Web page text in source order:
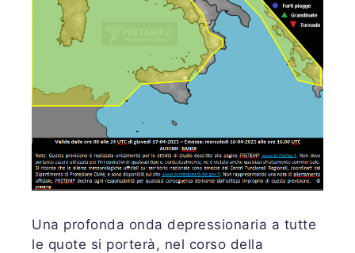
Una profonda onda depressionaria a tutte
le quote si porterà, nel corso della